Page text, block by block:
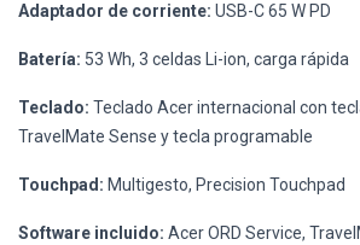
Adaptador de corriente: USB-C 65 W PD
Batería: 53 Wh, 3 celdas Li-ion, carga rápida
Teclado: Teclado Acer internacional con
TravelMate Sense y tecla programable
Touchpad: Multigesto, Precision Touchpad
Software incluido: Acer ORD Service,